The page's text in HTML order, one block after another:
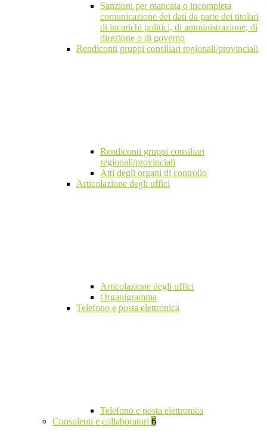
Sanzioni per mancata o incompleta
comunicazione dei dati da parte dei titolari
di incarichi politici, di amministrazione, di
direzione o di governo
Rendiconti gruppi consiliari regionali/provinciali
Rendiconti gruppi consiliari
regionali/provinciali
Atti degli organi di controllo
Articolazione degli uffici
Articolazione degli uffici
Organigramma
Telefono e posta elettronica
Telefono e posta elettronica
Consulenti e collaboratori 6